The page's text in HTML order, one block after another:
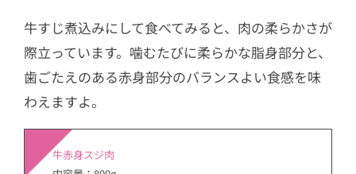
牛すじ煮込みにして食べてみると、肉の柔らかさが
際立っています。噛むたびに柔らかな脂身部分と、
歯ごたえのある赤身部分のバランスよい食感を味
わえますよ。
牛赤身スジ肉